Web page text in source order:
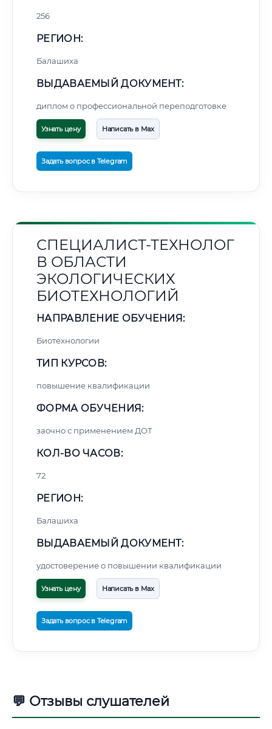
256
РЕГИОН:
Балашиха
ВЫДАВАЕМЫЙ ДОКУМЕНТ:
диплом о профессиональной переподготовке
Узнать цену Написать в Max
Задать вопрос в Telegram
СПЕЦИАЛИСТ-ТЕХНОЛОГ
В ОБЛАСТИ
ЭКОЛОГИЧЕСКИХ
БИОТЕХНОЛОГИЙ
НАПРАВЛЕНИЕ ОБУЧЕНИЯ:
Биотехнологии
ТИП КУРСОВ:
повышение квалификации
ФОРМА ОБУЧЕНИЯ:
заочно с применением ДОТ
КОЛ-ВО ЧАСОВ:
72
РЕГИОН:
Балашиха
ВЫДАВАЕМЫЙ ДОКУМЕНТ:
удостоверение о повышении квалификации
Узнать цену Написать в Max
Задать вопрос в Telegram
💬 Отзывы слушателей